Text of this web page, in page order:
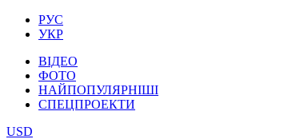
РУС
УКР
ВІДЕО
ФОТО
НАЙПОПУЛЯРНІШІ
СПЕЦПРОЕКТИ
USD